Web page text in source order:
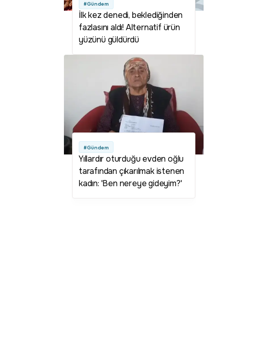
#Gündem
İlk kez denedi, beklediğinden
fazlasını aldı! Alternatif ürün
yüzünü güldürdü
#Gündem
Yıllardır oturduğu evden oğlu
tarafından çıkarılmak istenen
kadın: 'Ben nereye gideyim?'